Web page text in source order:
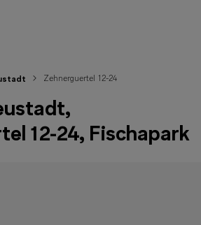
Zehnerguertel 12-24
12-24, Fischapark